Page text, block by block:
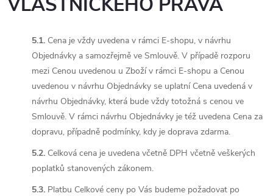
5.1. Cena je vždy uvedena v rámci E-shopu, v návrhu
Objednávky a samozřejmě ve Smlouvě. V případě rozporu
mezi Cenou uvedenou u Zboží v rámci E-shopu a Cenou
uvedenou v návrhu Objednávky se uplatní Cena uvedená v
návrhu Objednávky, která bude vždy totožná s cenou ve
Smlouvě. V rámci návrhu Objednávky je též uvedena Cena za
dopravu, případně podmínky, kdy je doprava zdarma.
5.2. Celková cena je uvedena včetně DPH včetně veškerých
poplatků stanovených zákonem.
5.3. Platbu Celkové ceny po Vás budeme požadovat po